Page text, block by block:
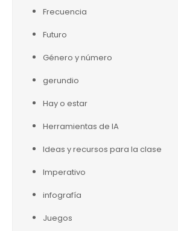
Frecuencia
Futuro
Género y número
gerundio
Hay o estar
Herramientas de IA
Ideas y recursos para la clase
Imperativo
infografía
Juegos